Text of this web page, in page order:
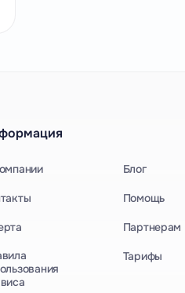
Блог
Помощь
Партнерам
Тарифы